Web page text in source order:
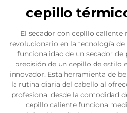
cepillo
El secador con cepillo caliente
revolucionario en la tecnología
funcionalidad de un secador de
precisión de un cepillo de estilo
innovador. Esta herramienta de
la rutina diaria del cabello al
profesional desde la comodidad
cepillo caliente funciona